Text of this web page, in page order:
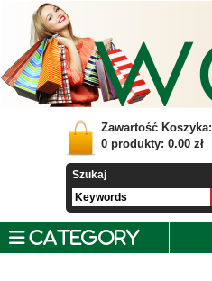
Zawartość Koszyka:
0 produkty: 0.00 zł
Szukaj
CATEGORY